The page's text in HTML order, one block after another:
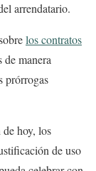
arrendatario.
los contratos
de manera
prórrogas
hoy, los
de uso